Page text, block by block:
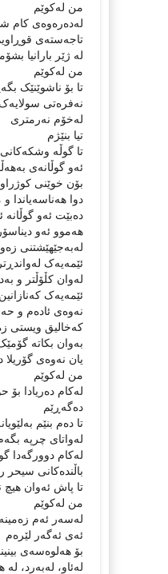
من لەکوێم
لەدەرەوەى کام
تاجەستەى
لە ژێر بارانیا
من لەکوێم
تا بۆ ناشوێنێک
نەفرەتى
لەخۆم نەرمترى
تیا بنێژم
تا گوڵە وشکەکانى
ئەو گوڵانەى
بۆن خوێنى
دوا هەناسەیاندا
دەبێت ئەو
هەموو ئەو
لەبەجێهێشتنى
ئێمەیەک
لەوان کڵۆڵتر و
ئێمەیەک
نەوەى ئادەم و
کەخالیق ویستى
بەوان بکاتە
یان نەوەى
من لەکوێم
لەکام دەریادا بۆ
دەگەڕێم
تا دەم بنێم
لەواتاى چرپە
لەکام دوورگەدا
باڵندەکانى سیحر
تا پاش ئەوان هیچ
من لەکوێم
لەسەر ئەم
ئەى ئەگەر لێرەم
بۆ هەلوەسەى
لەئاو، لەبەرد، لە